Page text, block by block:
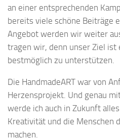
an einer entsprechenden
bereits viele schöne Beiträge
Angebot werden wir weiter
tragen wir, denn unser Ziel ist
bestmöglich zu unterstützen.
Die HandmadeART war von
Herzensprojekt. Und genau
werde ich auch in Zukunft
Kreativität und die Menschen
machen.